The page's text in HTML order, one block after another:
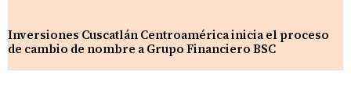
Inversiones Cuscatlán Centroamérica inicia el proceso
de cambio de nombre a Grupo Financiero BSC